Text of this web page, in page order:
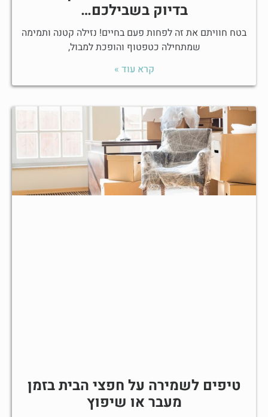
בדיוק בשבילכם…
בטח חוויתם את זה לפחות פעם בחיים! נזילה קטנה ותמימה
שמתחילה כטפטוף והופכת למבול,
קרא עוד »
טיפים לשמירה על חפצי הבית בזמן
מעבר או שיפוץ